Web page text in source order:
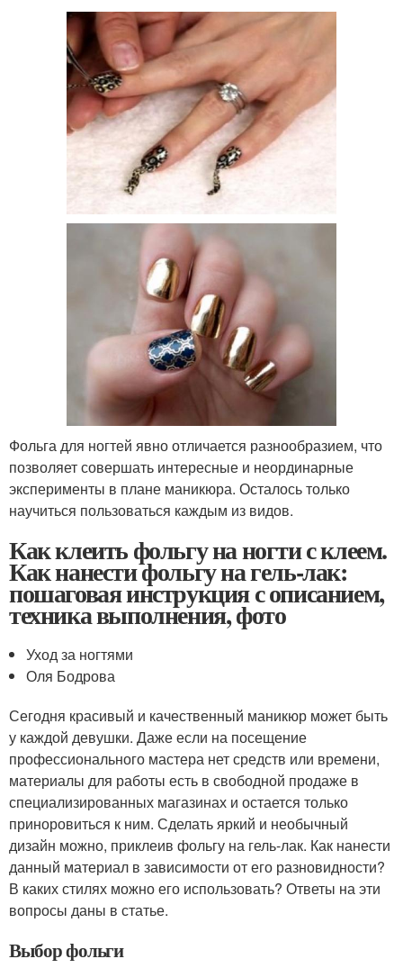
Фольга для ногтей явно отличается разнообразием, что
позволяет совершать интересные и неординарные
эксперименты в плане маникюра. Осталось только
научиться пользоваться каждым из видов.
Как клеить фольгу на ногти с клеем.
Как нанести фольгу на гель-лак:
пошаговая инструкция с описанием,
техника выполнения, фото
Уход за ногтями
Оля Бодрова
Сегодня красивый и качественный маникюр может быть
у каждой девушки. Даже если на посещение
профессионального мастера нет средств или времени,
материалы для работы есть в свободной продаже в
специализированных магазинах и остается только
приноровиться к ним. Сделать яркий и необычный
дизайн можно, приклеив фольгу на гель-лак. Как нанести
данный материал в зависимости от его разновидности?
В каких стилях можно его использовать? Ответы на эти
вопросы даны в статье.
Выбор фольги